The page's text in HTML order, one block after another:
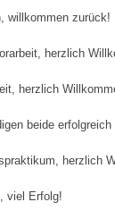
willkommen zurück!
herzlich
herzlich
beide
herzlich
viel Erfolg!